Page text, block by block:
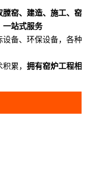
窑、建造、施工、窑
一站式服务
备、环保设备，各种
积累，拥有窑炉工程相